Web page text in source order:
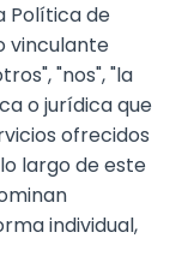
Política de
vinculante
"nos", "la
o jurídica que
ofrecidos
largo de este
individual,